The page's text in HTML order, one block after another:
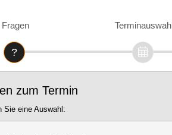
Fragen Terminauswahl
zum Termin
Sie eine Auswahl: